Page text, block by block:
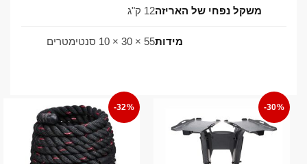
משקל נפחי של האריזה12 ק"ג
מידות55 × 30 × 10 סנטימטרים
-30%
-32%